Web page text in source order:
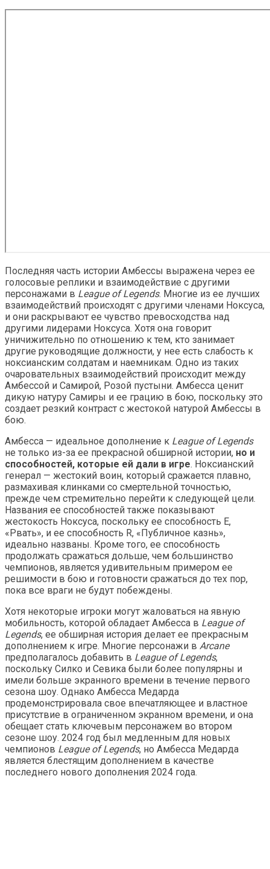
Последняя часть истории Амбессы выражена через ее
голосовые реплики и взаимодействие с другими
персонажами в League of Legends. Многие из ее лучших
взаимодействий происходят с другими членами Ноксуса,
и они раскрывают ее чувство превосходства над
другими лидерами Ноксуса. Хотя она говорит
уничижительно по отношению к тем, кто занимает
другие руководящие должности, у нее есть слабость к
ноксианским солдатам и наемникам. Одно из таких
очаровательных взаимодействий происходит между
Амбессой и Самирой, Розой пустыни. Амбесса ценит
дикую натуру Самиры и ее грацию в бою, поскольку это
создает резкий контраст с жестокой натурой Амбессы в
бою.
Амбесса — идеальное дополнение к League of Legends
не только из-за ее прекрасной обширной истории, но и
способностей, которые ей дали в игре. Ноксианский
генерал — жестокий воин, который сражается плавно,
размахивая клинками со смертельной точностью,
прежде чем стремительно перейти к следующей цели.
Названия ее способностей также показывают
жестокость Ноксуса, поскольку ее способность E,
«Рвать», и ее способность R, «Публичное казнь»,
идеально названы. Кроме того, ее способность
продолжать сражаться дольше, чем большинство
чемпионов, является удивительным примером ее
решимости в бою и готовности сражаться до тех пор,
пока все враги не будут побеждены.
Хотя некоторые игроки могут жаловаться на явную
мобильность, которой обладает Амбесса в League of
Legends, ее обширная история делает ее прекрасным
дополнением к игре. Многие персонажи в Arcane
предполагалось добавить в League of Legends,
поскольку Силко и Севика были более популярны и
имели больше экранного времени в течение первого
сезона шоу. Однако Амбесса Медарда
продемонстрировала свое впечатляющее и властное
присутствие в ограниченном экранном времени, и она
обещает стать ключевым персонажем во втором
сезоне шоу. 2024 год был медленным для новых
чемпионов League of Legends, но Амбесса Медарда
является блестящим дополнением в качестве
последнего нового дополнения 2024 года.